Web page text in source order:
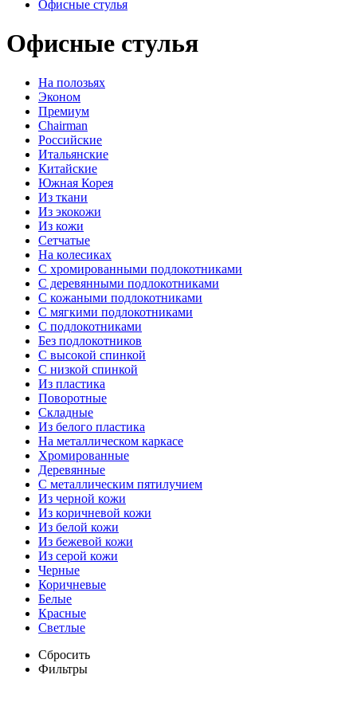
Офисные стулья
Офисные стулья
На полозьях
Эконом
Премиум
Chairman
Российские
Итальянские
Китайские
Южная Корея
Из ткани
Из экокожи
Из кожи
Сетчатые
На колесиках
С хромированными подлокотниками
С деревянными подлокотниками
С кожаными подлокотниками
С мягкими подлокотниками
C подлокотниками
Без подлокотников
С высокой спинкой
С низкой спинкой
Из пластика
Поворотные
Складные
Из белого пластика
На металлическом каркасе
Хромированные
Деревянные
С металлическим пятилучием
Из черной кожи
Из коричневой кожи
Из белой кожи
Из бежевой кожи
Из серой кожи
Черные
Коричневые
Белые
Красные
Светлые
Сбросить
Фильтры